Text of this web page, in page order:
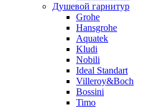
Душевой гарнитур
Grohe
Hansgrohe
Aquatek
Kludi
Nobili
Ideal Standart
Villeroy&Boch
Bossini
Timo